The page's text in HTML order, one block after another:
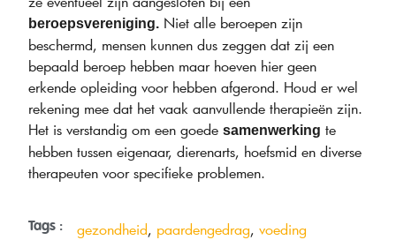
beroepsvereniging. Niet alle beroepen zijn
beschermd, mensen kunnen dus zeggen dat zij een
bepaald beroep hebben maar hoeven hier geen
erkende opleiding voor hebben afgerond. Houd er wel
rekening mee dat het vaak aanvullende therapieën zijn.
Het is verstandig om een goede samenwerking te
hebben tussen eigenaar, dierenarts, hoefsmid en diverse
therapeuten voor specifieke problemen.
Tags : gezondheid, paardengedrag, voeding